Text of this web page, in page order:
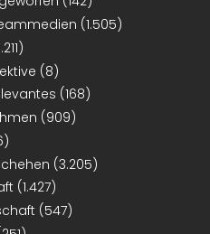
(1.505)
(8)
(168)
(909)
(3.205)
(1.427)
(547)